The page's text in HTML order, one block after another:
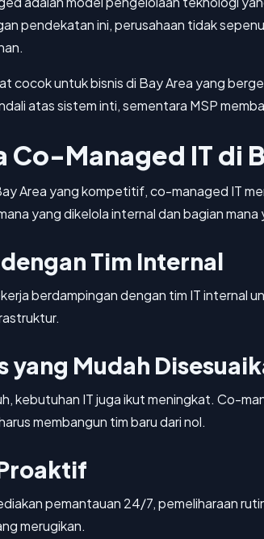
pendekatan ini, perusahaan tidak
cocok untuk bisnis di Bay Area yang
atas sistem inti, sementara MSP
Co-Managed IT di
Area yang kompetitif, co-managed IT
yang dikelola internal dan bagian
Tim Internal
berdampingan dengan tim IT internal
yang Mudah
kebutuhan IT juga ikut meningkat. Co-
membangun tim baru dari nol.
pemantauan 24/7, pemeliharaan
merugikan.